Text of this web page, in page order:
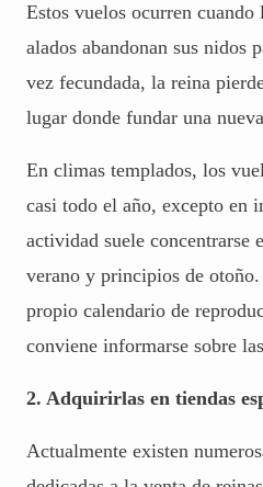
Estos vuelos ocurren cuando
alados abandonan sus nidos
vez fecundada, la reina
lugar donde fundar una
En climas templados, los
casi todo el año, excepto en
actividad suele concentrarse
verano y principios de otoño.
propio calendario de
conviene informarse sobre
2. Adquirirlas en tiendas
Actualmente existen